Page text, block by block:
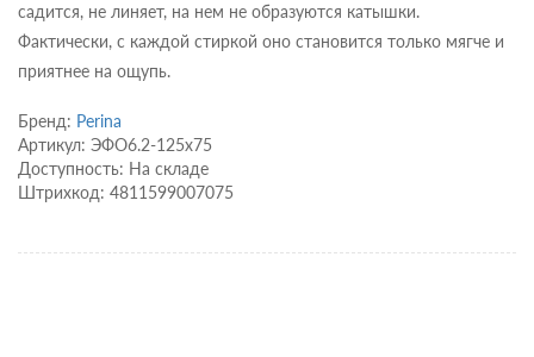
садится, не линяет, на нем не образуются катышки.
Фактически, с каждой стиркой оно становится только мягче и
приятнее на ощупь.
Бренд: Perina
Артикул: ЭФО6.2-125х75
Доступность: На складе
Штрихкод: 4811599007075